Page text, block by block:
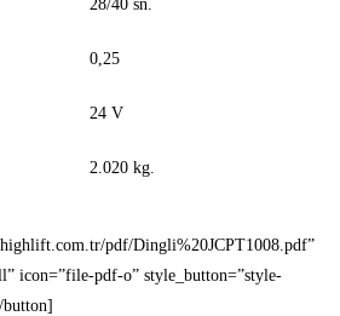
0,25
24 V
2.020 kg.
pdf/Dingli%20JCPT1008.pdf”
icon=”file-pdf-o” style_button=”style-
button]